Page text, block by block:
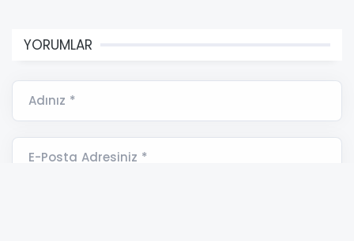
YORUMLAR
Adınız *
E-Posta Adresiniz *